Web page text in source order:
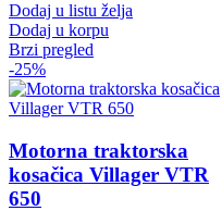
Dodaj u listu želja
Dodaj u korpu
Brzi pregled
-25%
Motorna traktorska
kosačica Villager VTR
650